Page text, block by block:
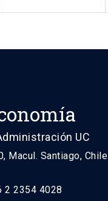
UC
Macul. Santiago, Chile
2 2354 4028